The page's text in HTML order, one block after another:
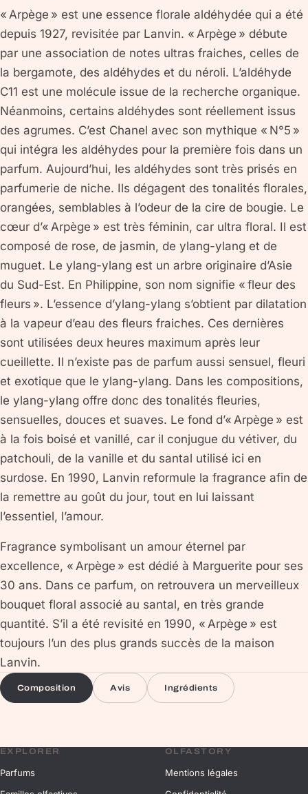
« Arpège » est une essence florale aldéhydée qui a été
depuis 1927, revisitée par Lanvin. « Arpège » débute
par une association de notes ultras fraiches, celles de
la bergamote, des aldéhydes et du néroli. L’aldéhyde
C11 est une molécule issue de la recherche organique.
Néanmoins, certains aldéhydes sont réellement issus
des agrumes. C’est Chanel avec son mythique « N°5 »
qui intégra les aldéhydes pour la première fois dans un
parfum. Aujourd’hui, les aldéhydes sont très prisés en
parfumerie de niche. Ils dégagent des tonalités florales,
orangées, semblables à l’odeur de la cire de bougie. Le
cœur d’« Arpège » est très féminin, car ultra floral. Il est
composé de rose, de jasmin, de ylang-ylang et de
muguet. Le ylang-ylang est un arbre originaire d’Asie
du Sud-Est. En Philippine, son nom signifie « fleur des
fleurs ». L’essence d’ylang-ylang s’obtient par dilatation
à la vapeur d’eau des fleurs fraiches. Ces dernières
sont utilisées deux heures maximum après leur
cueillette. Il n’existe pas de parfum aussi sensuel, fleuri
et exotique que le ylang-ylang. Dans les compositions,
le ylang-ylang offre donc des tonalités fleuries,
sensuelles, douces et suaves. Le fond d’« Arpège » est
à la fois boisé et vanillé, car il conjugue du vétiver, du
patchouli, de la vanille et du santal utilisé ici en
surdose. En 1990, Lanvin reformule la fragrance afin de
la remettre au goût du jour, tout en lui laissant
l’essentiel, l’amour.
Fragrance symbolisant un amour éternel par
excellence, « Arpège » est dédié à Marguerite pour ses
30 ans. Dans ce parfum, on retrouvera un merveilleux
bouquet floral associé au santal, en très grande
quantité. S’il a été revisité en 1990, « Arpège » est
toujours l’un des plus grands succès de la maison
Lanvin.
Composition Avis Ingrédients
EXPLORER
Parfums
OLFASTORY
Mentions légales